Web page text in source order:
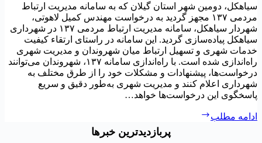
دومین شهر استان گیلان که به سامانه مدیریت ارتباط
مردمی ۱۳۷ مجهز گردید به درخواست مهندس کمیل لاهوتی،
شهردار سیاهکل، سامانه مدیریت ارتباط مردمی ۱۳۷ در شهرداری
پیاده‌سازی گردید. این سامانه در راستای ارتقاء کیفیت
شهری و تسهیل ارتباط میان شهروندان و مدیریت شهری
راه‌اندازی شده است. با راه‌اندازی سامانه ۱۳۷، شهروندان می‌توانند
پیشنهادات و مشکلات خود را از طرق مختلف به
اعلام کنند و مدیریت شهری به‌طور دقیق و سریع
این درخواست‌ها خواهد…
مطلب
سیاهکل،
پربازدیدترین خبرها